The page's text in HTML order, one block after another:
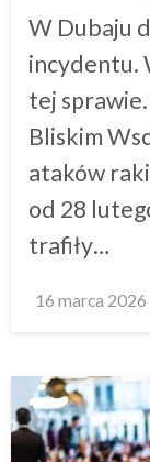
W Dubaju
incydentu.
tej
Bliskim
ataków
od 28
trafiły…
Posted
16 marca 2026